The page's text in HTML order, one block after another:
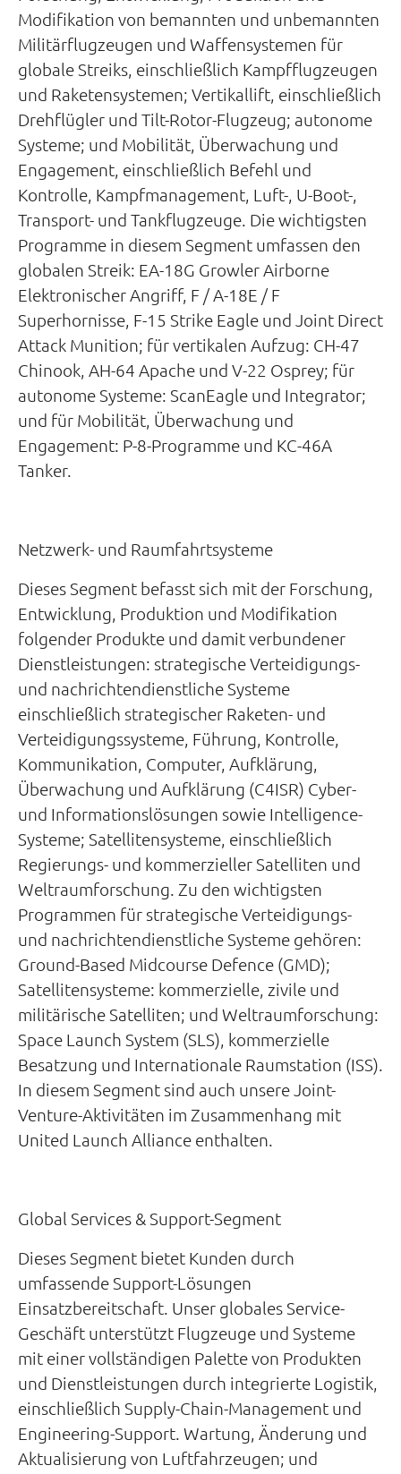
Modifikation von bemannten und unbemannten
Militärflugzeugen und Waffensystemen für
globale Streiks, einschließlich Kampfflugzeugen
und Raketensystemen; Vertikallift, einschließlich
Drehflügler und Tilt-Rotor-Flugzeug; autonome
Systeme; und Mobilität, Überwachung und
Engagement, einschließlich Befehl und
Kontrolle, Kampfmanagement, Luft-, U-Boot-,
Transport- und Tankflugzeuge. Die wichtigsten
Programme in diesem Segment umfassen den
globalen Streik: EA-18G Growler Airborne
Elektronischer Angriff, F / A-18E / F
Superhornisse, F-15 Strike Eagle und Joint Direct
Attack Munition; für vertikalen Aufzug: CH-47
Chinook, AH-64 Apache und V-22 Osprey; für
autonome Systeme: ScanEagle und Integrator;
und für Mobilität, Überwachung und
Engagement: P-8-Programme und KC-46A
Tanker.
Netzwerk- und Raumfahrtsysteme
Dieses Segment befasst sich mit der Forschung,
Entwicklung, Produktion und Modifikation
folgender Produkte und damit verbundener
Dienstleistungen: strategische Verteidigungs-
und nachrichtendienstliche Systeme
einschließlich strategischer Raketen- und
Verteidigungssysteme, Führung, Kontrolle,
Kommunikation, Computer, Aufklärung,
Überwachung und Aufklärung (C4ISR) Cyber-
und Informationslösungen sowie Intelligence-
Systeme; Satellitensysteme, einschließlich
Regierungs- und kommerzieller Satelliten und
Weltraumforschung. Zu den wichtigsten
Programmen für strategische Verteidigungs-
und nachrichtendienstliche Systeme gehören:
Ground-Based Midcourse Defence (GMD);
Satellitensysteme: kommerzielle, zivile und
militärische Satelliten; und Weltraumforschung:
Space Launch System (SLS), kommerzielle
Besatzung und Internationale Raumstation (ISS).
In diesem Segment sind auch unsere Joint-
Venture-Aktivitäten im Zusammenhang mit
United Launch Alliance enthalten.
Global Services & Support-Segment
Dieses Segment bietet Kunden durch
umfassende Support-Lösungen
Einsatzbereitschaft. Unser globales Service-
Geschäft unterstützt Flugzeuge und Systeme
mit einer vollständigen Palette von Produkten
und Dienstleistungen durch integrierte Logistik,
einschließlich Supply-Chain-Management und
Engineering-Support. Wartung, Änderung und
Aktualisierung von Luftfahrzeugen; und